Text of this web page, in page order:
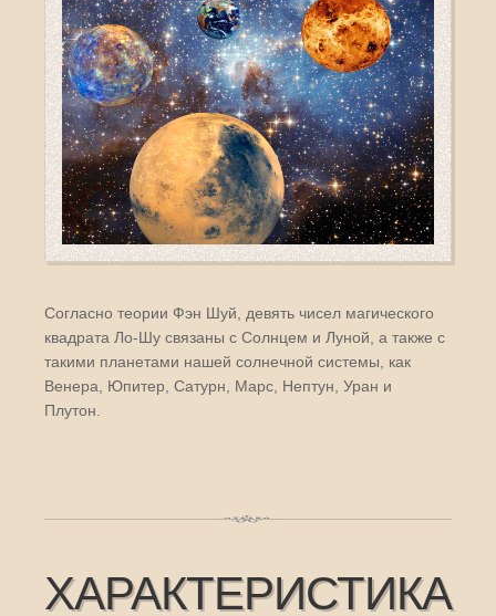
Согласно теории Фэн Шуй, девять чисел магического
квадрата Ло-Шу связаны с Солнцем и Луной, а также с
такими планетами нашей солнечной системы, как
Венера, Юпитер, Сатурн, Марс, Нептун, Уран и
Плутон.
ХАРАКТЕРИСТИКА